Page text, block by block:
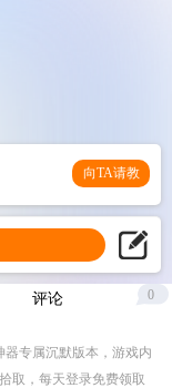
向TA请教
评论 0
器专属沉默版本，游戏内
取，每天登录免费领取